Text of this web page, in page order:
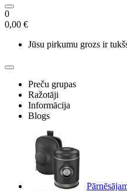
0
0,00 €
Jūsu pirkumu grozs ir
Preču grupas
Ražotāji
Informācija
Blogs